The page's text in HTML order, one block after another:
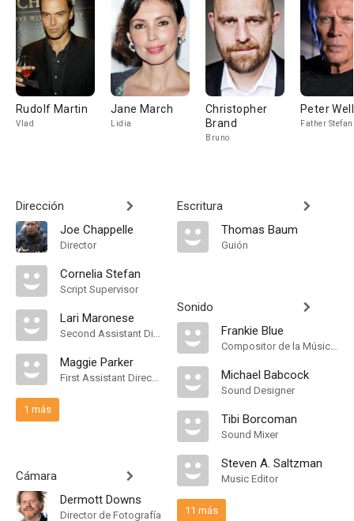
Rudolf Martin
Vlad
Jane March
Lidia
Christopher
Brand
Bruno
Peter
Father Stefan
Dirección
Joe Chappelle
Director
Cornelia Stefan
Script Supervisor
Lari Maronese
Second Assistant Director
Maggie Parker
First Assistant Director
1 más
Cámara
Dermott Downs
Director de Fotografía
Escritura
Thomas Baum
Guión
Sonido
Frankie Blue
Compositor de la Música Original, Música
Michael Babcock
Sound Designer
Tibi Borcoman
Sound Mixer
Steven A. Saltzman
Music Editor
11 más